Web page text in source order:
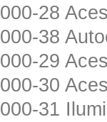
000-28
000-38
000-29
000-30
000-31